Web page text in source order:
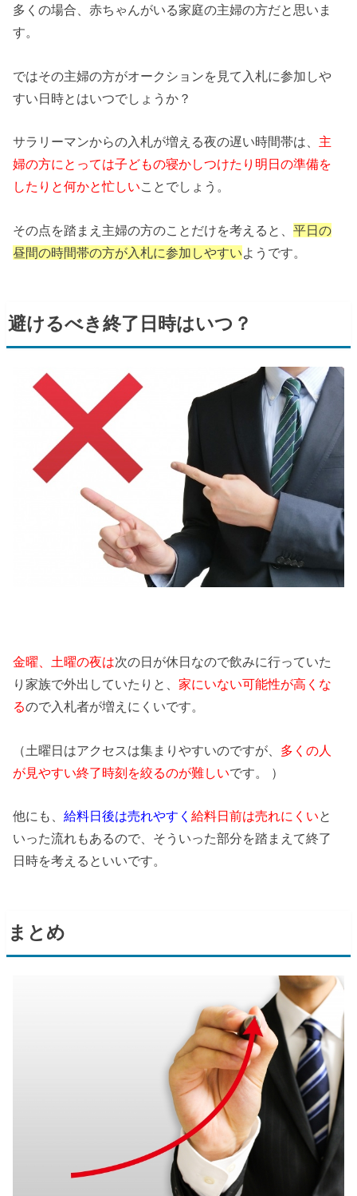
多くの場合、赤ちゃんがいる家庭の主婦の方だと思いま
す。
ではその主婦の方がオークションを見て入札に参加しや
すい日時とはいつでしょうか？
サラリーマンからの入札が増える夜の遅い時間帯は、 主
婦の方にとっては子どもの寝かしつけたり明日の準備を
したりと何かと忙しいことでしょう。
その点を踏まえ主婦の方のことだけを考えると、平日の
昼間の時間帯の方が入札に参加しやすい ようです。
避けるべき終了日時はいつ？
金曜、土曜の夜は次の日が休日なので飲みに行っていた
り家族で外出していたりと、家にいない可能性が高くな
るので入札者が増えにくいです。
（土曜日はアクセスは集まりやすいのですが、 多くの人
が見やすい終了時刻を絞るのが難しいです。 ）
他にも、給料日後は売れやすく給料日前は売れにくいと
いった流れもあるので、そういった部分を踏まえて終了
日時を考えるといいです。
まとめ